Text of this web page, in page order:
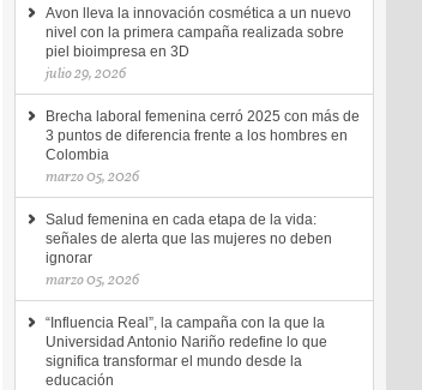
Avon lleva la innovación cosmética a un nuevo
nivel con la primera campaña realizada sobre
piel bioimpresa en 3D
julio 29, 2026
Brecha laboral femenina cerró 2025 con más de
3 puntos de diferencia frente a los hombres en
Colombia
marzo 05, 2026
Salud femenina en cada etapa de la vida:
señales de alerta que las mujeres no deben
ignorar
marzo 05, 2026
“Influencia Real”, la campaña con la que la
Universidad Antonio Nariño redefine lo que
significa transformar el mundo desde la
educación